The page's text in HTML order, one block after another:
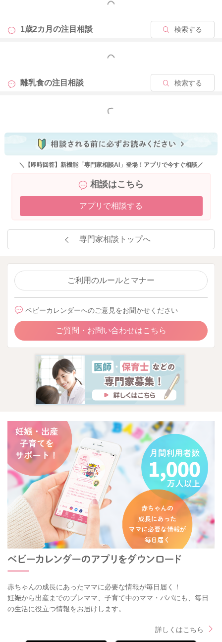
もっと見る
1歳2カ月の注目相談 検索する
もっと見る
離乳食の注目相談 検索する
もっと見る
＼【即時回答】新機能「専門家相談AI」登場！アプリで今すぐ相談／
相談はこちら
アプリで相談する
専門家相談トップへ
ご利用のルールとマナー
ベビーカレンダーへのご意見をお聞かせください
ご質問・お問い合わせはこちら
赤ちゃんの成長にあったママに必要な情報が毎日届く！
妊娠から出産までのプレママ、子育て中のママ・パパにも、毎日
の生活に役立つ情報をお届けします。
詳しくはこちら